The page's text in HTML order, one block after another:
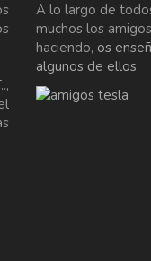
A lo largo de
muchos los
haciendo, os
algunos de ellos